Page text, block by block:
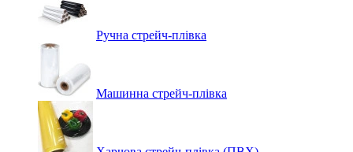
Ручна стрейч-плівка
Машинна стрейч‑плівка